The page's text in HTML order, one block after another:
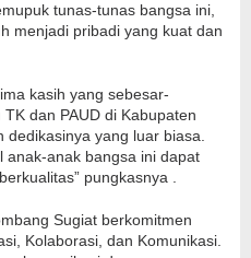
tunas-tunas bangsa ini,
menjadi pribadi yang kuat dan
kasih yang sebesar-
dan PAUD di Kabupaten
dedikasinya yang luar biasa.
anak-anak bangsa ini dapat
pungkasnya .
Sugiat berkomitmen
Kolaborasi, dan Komunikasi.